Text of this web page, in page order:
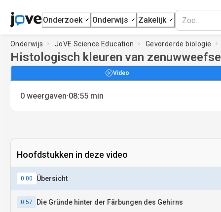
Onderzoek Onderwijs Zakelijk
Onderwijs JoVE Science Education Gevorderde biologie
Histologisch kleuren van
Video
0 weergaven·08:55 min
Hoofdstukken in deze video
0:00 Übersicht
0:57 Die Gründe hinter der Färbungen des Gehirns